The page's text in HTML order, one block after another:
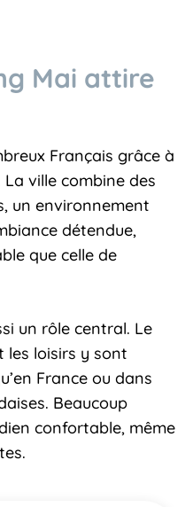
Mai attire
Français grâce à
ville combine des
un environnement
détendue,
que celle de
un rôle central. Le
les loisirs y sont
France ou dans
Beaucoup
confortable, même